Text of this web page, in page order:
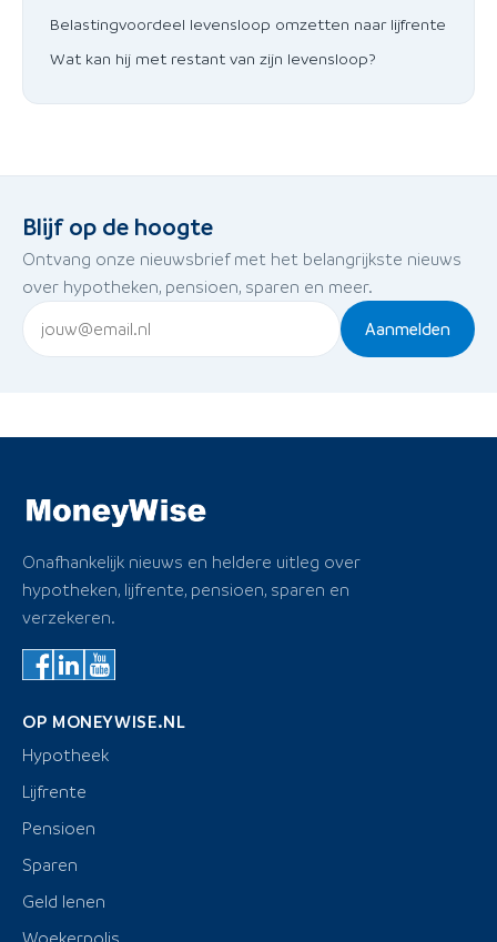
Belastingvoordeel levensloop omzetten naar lijfrente
Wat kan hij met restant van zijn levensloop?
Blijf op de hoogte
Ontvang onze nieuwsbrief met het belangrijkste nieuws
over hypotheken, pensioen, sparen en meer.
Aanmelden
Onafhankelijk nieuws en heldere uitleg over
hypotheken, lijfrente, pensioen, sparen en
verzekeren.
OP MONEYWISE.NL
Hypotheek
Lijfrente
Pensioen
Sparen
Geld lenen
Woekerpolis